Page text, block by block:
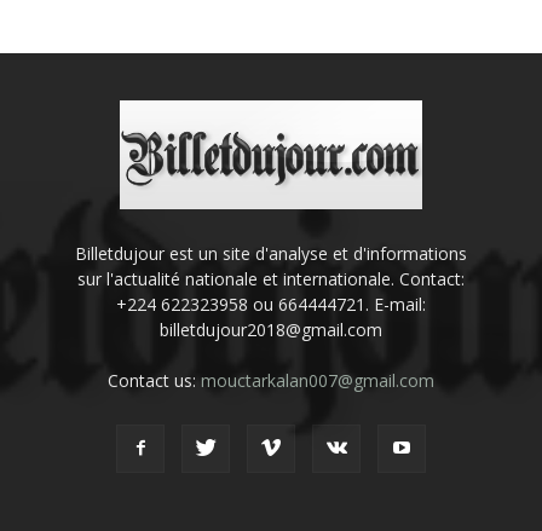
Billetdujour est un site d'analyse et d'informations
sur l'actualité nationale et internationale. Contact:
+224 622323958 ou 664444721. E-mail:
billetdujour2018@gmail.com
Contact us: mouctarkalan007@gmail.com